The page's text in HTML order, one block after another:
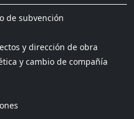
de subvención
y dirección de obra
y cambio de compañía